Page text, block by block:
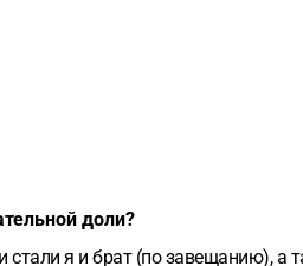
доли?
я и брат (по завещанию), а